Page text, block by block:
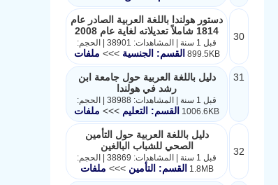
30
دستور هولندا باللغة العربية الصادر عام
1814 شاملاً تعديلاته لغاية عام 2008
قبل 1 سنة | المشاهدات: 38901 | الحجم:
899.5KB القسم: الجنسية>>> ملفات
31
دليل باللغة العربية حول جامعة ابن
رشد في هولندا
قبل 1 سنة | المشاهدات: 38988 | الحجم:
1006.6KB
القسم: التعليم >>> ملفات
32
دليل باللغة العربية حول التأمين
الصحي للشباب البالغين
قبل 1 سنة | المشاهدات: 38869 | الحجم:
1.8MB
القسم: التأمين>>> ملفات